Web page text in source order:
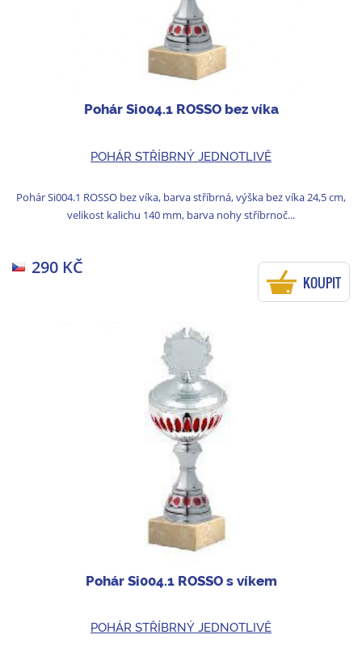
Pohár Si004.1 ROSSO bez víka
POHÁR STŘÍBRNÝ JEDNOTLIVĚ
Pohár Si004.1 ROSSO bez víka, barva stříbrná, výška bez víka 24,5 cm,
velikost kalichu 140 mm, barva nohy stříbrnoč...
290 KČ
KOUPIT
Pohár Si004.1 ROSSO s víkem
POHÁR STŘÍBRNÝ JEDNOTLIVĚ